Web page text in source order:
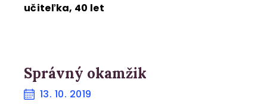
učiteľka, 40 let
Správný okamžik
13. 10. 2019